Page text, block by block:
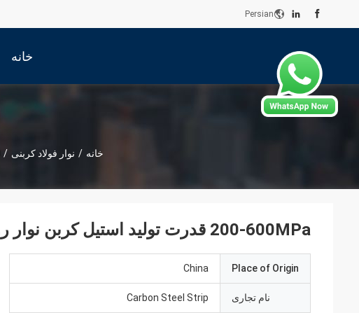
Persian
خانه
خانه / نوار فولاد کربنی /
200-600MPa قدرت تولید استیل کربن نوار روشن سطح 20-600mm 0.2-3.0mm
Place of Origin
China
نام تجاری Carbon Steel Strip